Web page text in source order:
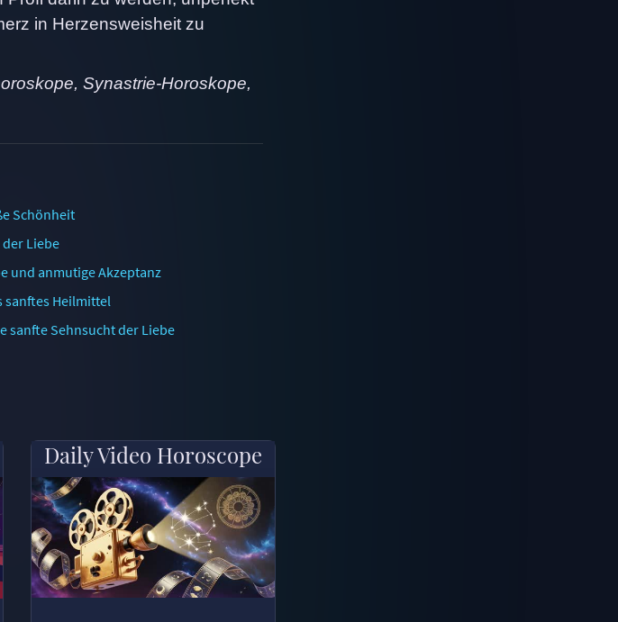
in Herzensweisheit zu
Synastrie-Horoskope,
Schönheit
Liebe
und anmutige Akzeptanz
sanftes Heilmittel
sanfte Sehnsucht der Liebe
Daily Video Horoscope